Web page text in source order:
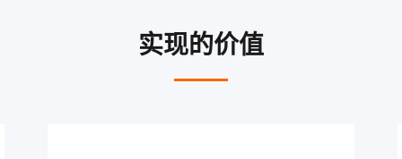
实现的价值